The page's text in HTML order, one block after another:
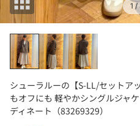
1 /
シューラルーの【S-LL/セットア
もオフにも 軽やかシングルジャ
ディネート（83269329）